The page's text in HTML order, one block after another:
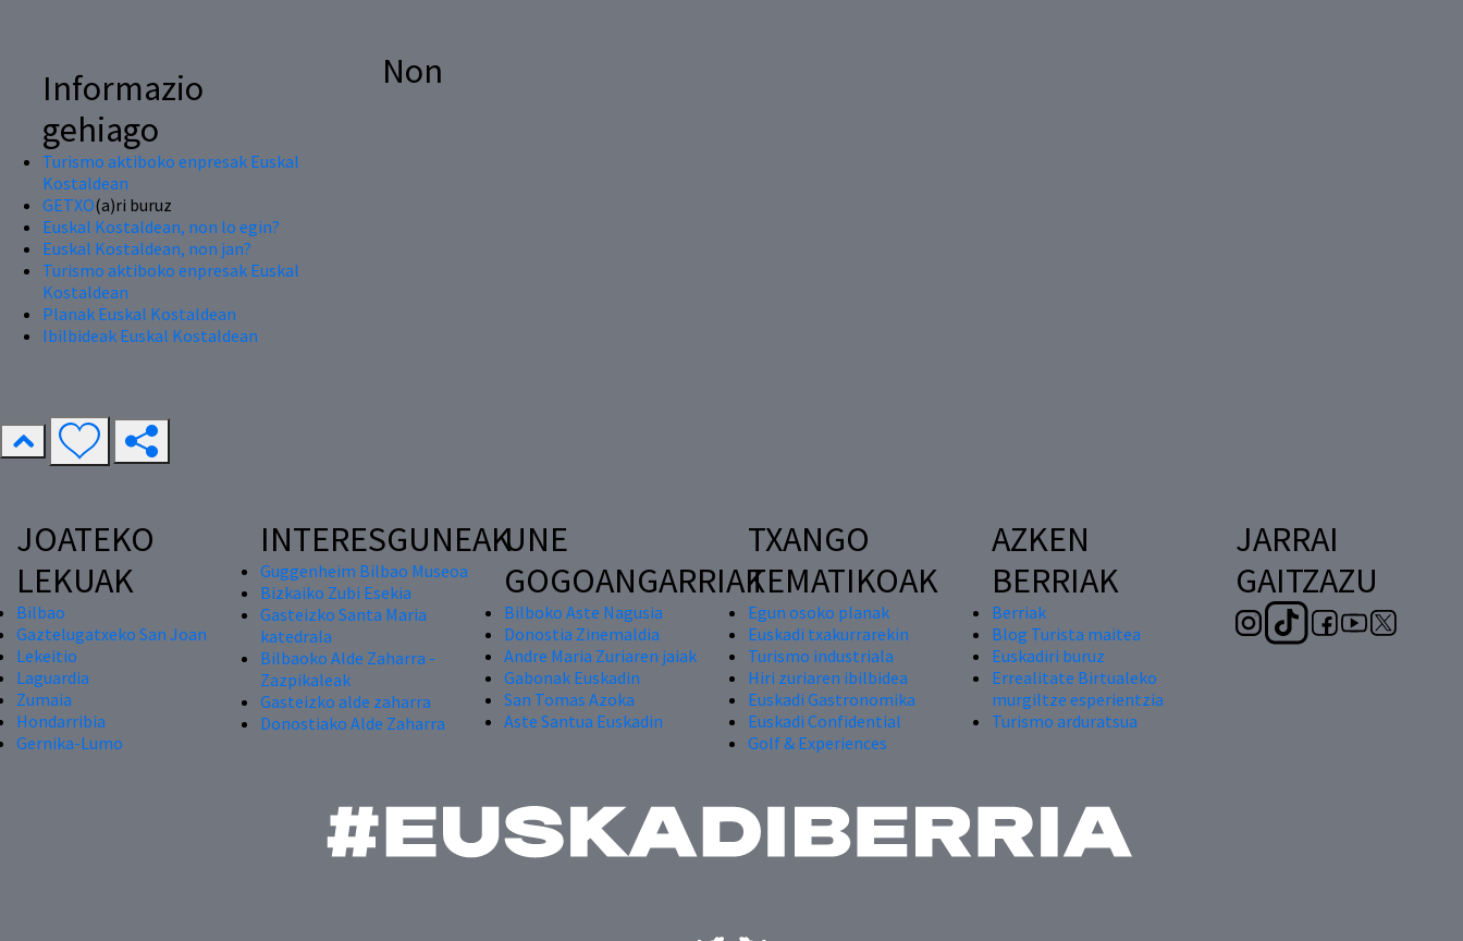
Informazio
gehiago
Turismo aktiboko enpresak Euskal
Kostaldean
GETXO(a)ri buruz
Euskal Kostaldean, non lo egin?
Euskal Kostaldean, non jan?
Turismo aktiboko enpresak Euskal
Kostaldean
Planak Euskal Kostaldean
Ibilbideak Euskal Kostaldean
Non
JOATEKO
LEKUAK
Bilbao
Gaztelugatxeko San Joan
Lekeitio
Laguardia
Zumaia
Hondarribia
Gernika-Lumo
INTERESGUNEAK
Guggenheim Bilbao Museoa
Bizkaiko Zubi Esekia
Gasteizko Santa Maria
katedrala
Bilbaoko Alde Zaharra -
Zazpikaleak
Gasteizko alde zaharra
Donostiako Alde Zaharra
UNE
GOGOANGARRIAK
Bilboko Aste Nagusia
Donostia Zinemaldia
Andre Maria Zuriaren jaiak
Gabonak Euskadin
San Tomas Azoka
Aste Santua Euskadin
TXANGO
TEMATIKOAK
Egun osoko planak
Euskadi txakurrarekin
Turismo industriala
Hiri zuriaren ibilbidea
Euskadi Gastronomika
Euskadi Confidential
Golf & Experiences
AZKEN
BERRIAK
Berriak
Blog Turista maitea
Euskadiri buruz
Errealitate Birtualeko
murgiltze esperientzia
Turismo arduratsua
JARRAI
GAITZAZU